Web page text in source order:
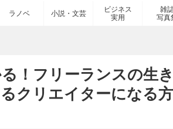
ラノベ 小説・文芸
ビジネス
実用
雑
写真
！フリーランスの生
クリエイターになる